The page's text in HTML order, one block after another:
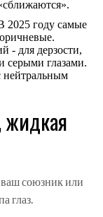
2025 году самые
- для дерзости,
серыми глазами.
нейтральным
жидкая
ваш союзник или
глаз.